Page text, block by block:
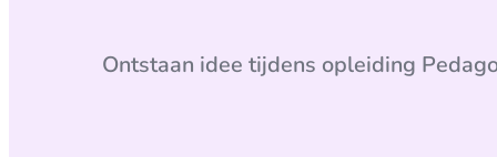
Ontstaan idee tijdens opleiding